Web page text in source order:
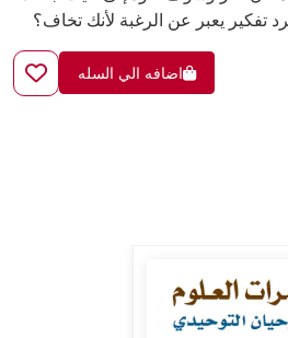
تفكير يعبر عن الرغبة لأنك تخاف؟
اضافه الي السله